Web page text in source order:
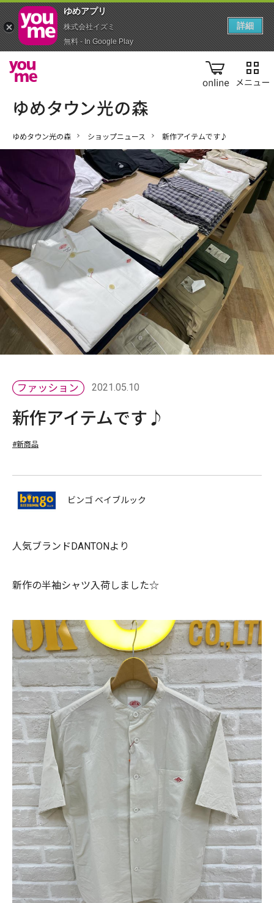
online
ゆめタウン光の森 ショップニュース 新作アイテムです♪
2021.05.10
新作アイテムです♪
#新商品
ビンゴ ベイブルック
人気ブランドDANTONより
新作の半袖シャツ入荷しました☆
ゆめアプ‪リ‬
株式会社イズミ
無料 - In Google Play
詳細